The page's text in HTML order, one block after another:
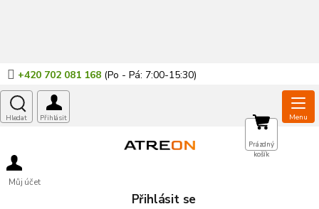
+420 702 081 168
Můj účet
Přihlásit se
NÁKUPNÍ
KOŠÍK
Prázdný
košík